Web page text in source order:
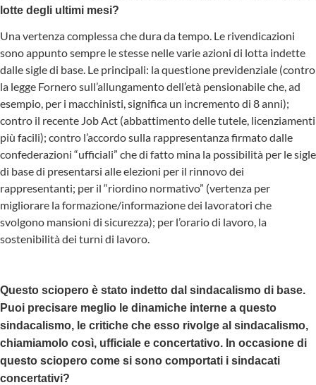
lotte degli ultimi mesi?
Una vertenza complessa che dura da tempo. Le rivendicazioni
sono appunto sempre le stesse nelle varie azioni di lotta indette
dalle sigle di base. Le principali: la questione previdenziale (contro
la legge Fornero sull’allungamento dell’età pensionabile che, ad
esempio, per i macchinisti, significa un incremento di 8 anni);
contro il recente Job Act (abbattimento delle tutele, licenziamenti
più facili); contro l’accordo sulla rappresentanza firmato dalle
confederazioni “ufficiali” che di fatto mina la possibilità per le sigle
di base di presentarsi alle elezioni per il rinnovo dei
rappresentanti; per il “riordino normativo” (vertenza per
migliorare la formazione/informazione dei lavoratori che
svolgono mansioni di sicurezza); per l’orario di lavoro, la
sostenibilità dei turni di lavoro.
Questo sciopero è stato indetto dal sindacalismo di base.
Puoi precisare meglio le dinamiche interne a questo
sindacalismo, le critiche che esso rivolge al sindacalismo,
chiamiamolo così, ufficiale e concertativo. In occasione di
questo sciopero come si sono comportati i sindacati
concertativi?